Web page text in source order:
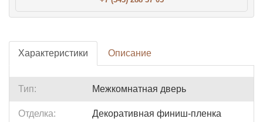
Характеристики Описание
Тип: Межкомнатная дверь
Отделка: Декоративная финиш-пленка